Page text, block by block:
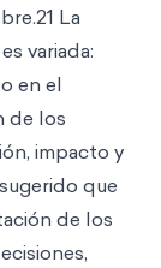
La
variada:
en el
de los
impacto y
que
de los